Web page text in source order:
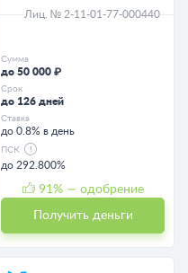
Лиц. № 2-11-01-77-000440
Сумма
до 50 000 ₽
Срок
до 126 дней
Ставка
до 0.8% в день
ПСК
до 292.800%
91 % — одобрение
Получить деньги